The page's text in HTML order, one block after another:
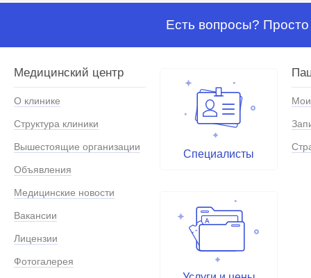
Есть вопросы?
Медицинский центр
О клинике
Структура клиники
Вышестоящие организации
Объявления
Медицинские новости
Вакансии
Лицензии
Фотогалерея
Специалисты